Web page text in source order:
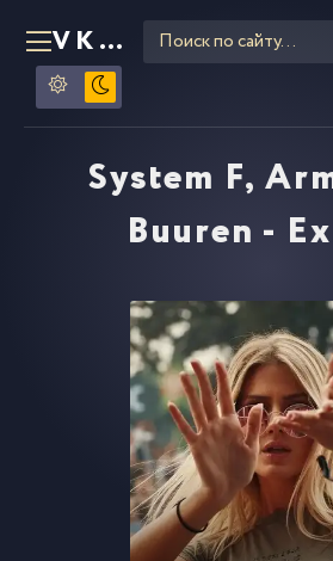
VKLIPE RU
System F,
Buuren -